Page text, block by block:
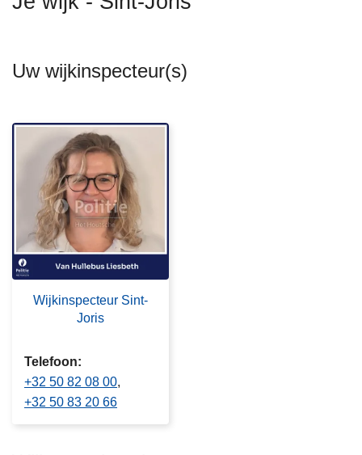
Uw wijkinspecteur(s)
Wijkinspecteur Sint-
Joris
Telefoon
+32 50 82 08 00
+32 50 83 20 66